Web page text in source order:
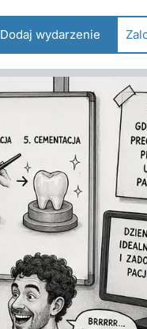
Dodaj wydarzenie